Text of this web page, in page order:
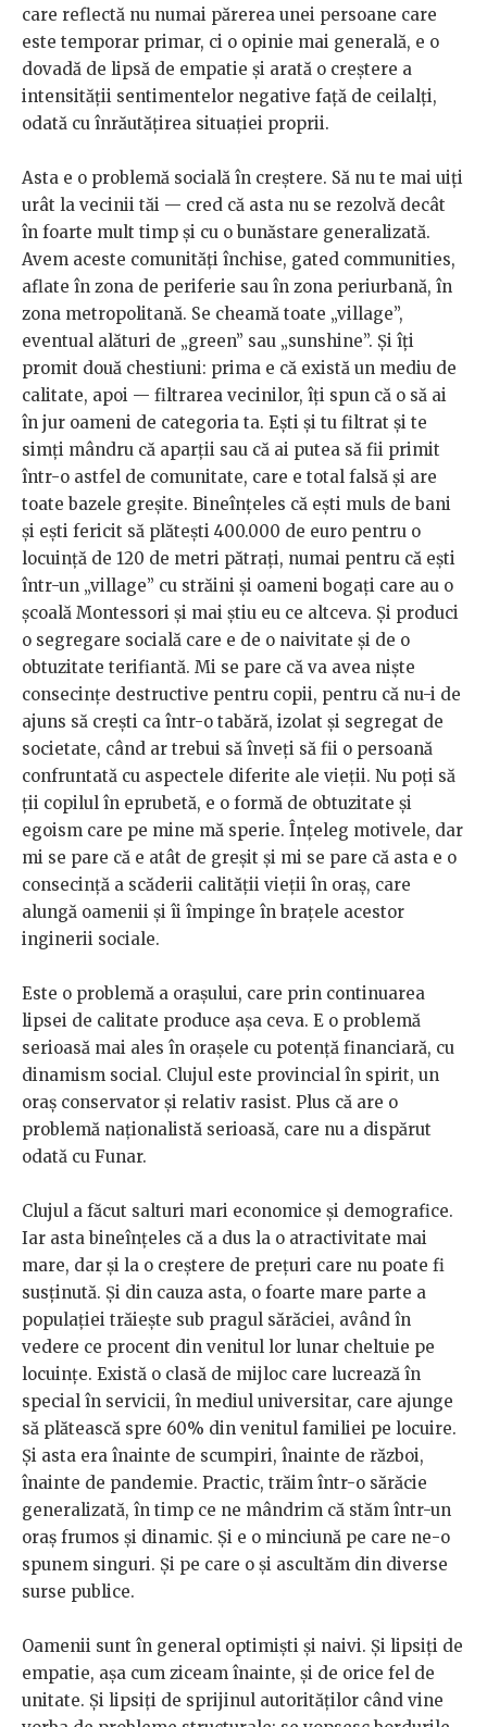
care reflectă nu numai părerea unei persoane care
este temporar primar, ci o opinie mai generală, e o
dovadă de lipsă de empatie și arată o creștere a
intensității sentimentelor negative față de ceilalți,
odată cu înrăutățirea situației proprii.
Asta e o problemă socială în creștere. Să nu te mai uiți
urât la vecinii tăi — cred că asta nu se rezolvă decât
în foarte mult timp și cu o bunăstare generalizată.
Avem aceste comunități închise, gated communities,
aflate în zona de periferie sau în zona periurbană, în
zona metropolitană. Se cheamă toate „village”,
eventual alături de „green” sau „sunshine”. Și îți
promit două chestiuni: prima e că există un mediu de
calitate, apoi — filtrarea vecinilor, îți spun că o să ai
în jur oameni de categoria ta. Ești și tu filtrat și te
simți mândru că aparții sau că ai putea să fii primit
într-o astfel de comunitate, care e total falsă și are
toate bazele greșite. Bineînțeles că ești muls de bani
și ești fericit să plătești 400.000 de euro pentru o
locuință de 120 de metri pătrați, numai pentru că ești
într-un „village” cu străini și oameni bogați care au o
școală Montessori și mai știu eu ce altceva. Și produci
o segregare socială care e de o naivitate și de o
obtuzitate terifiantă. Mi se pare că va avea niște
consecințe destructive pentru copii, pentru că nu-i de
ajuns să crești ca într-o tabără, izolat și segregat de
societate, când ar trebui să înveți să fii o persoană
confruntată cu aspectele diferite ale vieții. Nu poți să
ții copilul în eprubetă, e o formă de obtuzitate și
egoism care pe mine mă sperie. Înțeleg motivele, dar
mi se pare că e atât de greșit și mi se pare că asta e o
consecință a scăderii calității vieții în oraș, care
alungă oamenii și îi împinge în brațele acestor
inginerii sociale.
Este o problemă a orașului, care prin continuarea
lipsei de calitate produce așa ceva. E o problemă
serioasă mai ales în orașele cu potență financiară, cu
dinamism social. Clujul este provincial în spirit, un
oraș conservator și relativ rasist. Plus că are o
problemă naționalistă serioasă, care nu a dispărut
odată cu Funar.
Clujul a făcut salturi mari economice și demografice.
Iar asta bineînțeles că a dus la o atractivitate mai
mare, dar și la o creștere de prețuri care nu poate fi
susținută. Și din cauza asta, o foarte mare parte a
populației trăiește sub pragul sărăciei, având în
vedere ce procent din venitul lor lunar cheltuie pe
locuințe. Există o clasă de mijloc care lucrează în
special în servicii, în mediul universitar, care ajunge
să plătească spre 60% din venitul familiei pe locuire.
Și asta era înainte de scumpiri, înainte de război,
înainte de pandemie. Practic, trăim într-o sărăcie
generalizată, în timp ce ne mândrim că stăm într-un
oraș frumos și dinamic. Și e o minciună pe care ne-o
spunem singuri. Și pe care o și ascultăm din diverse
surse publice.
Oamenii sunt în general optimiști și naivi. Și lipsiți de
empatie, așa cum ziceam înainte, și de orice fel de
unitate. Și lipsiți de sprijinul autorităților când vine